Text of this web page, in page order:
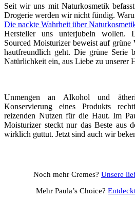
Seit wir uns mit Naturkosmetik
Drogerie werden wir nicht fündig.
Die nackte Wahrheit über
Hersteller uns unterjubeln wollen.
Sourced Moisturizer beweist auf grüne
hautfreundlich geht. Die grüne Serie
Natürlichkeit ein, aus Liebe zu unserer
Unmengen an Alkohol und
Konservierung eines Produkts
reizenden Nutzen für die Haut. Im
Moisturizer steckt nur das Beste aus
wirklich guttut. Jetzt sind auch wir
Noch mehr Cremes? Unsere
Mehr Paula’s Choice?